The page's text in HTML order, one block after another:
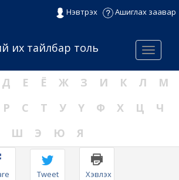
Нэвтрэх Ашиглах заавар
Menu
их тайлбар толь
Д Е Ё Ж З И К Л
М
Р С Т У Ү Ф Х Ц
Ч
Ш
Э Ю Я
Tweet Хэвлэх